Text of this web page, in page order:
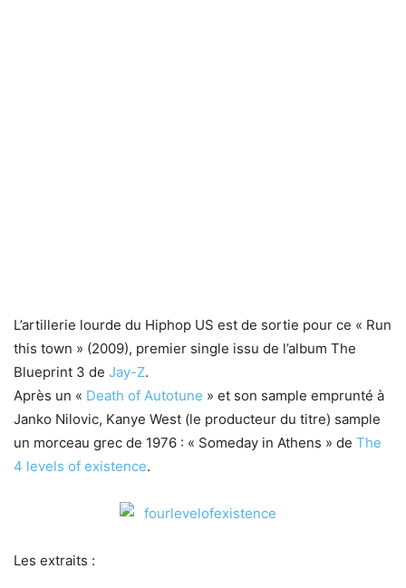
L’artillerie lourde du Hiphop US est de sortie pour ce « Run
this town » (2009), premier single issu de l’album The
Blueprint 3 de Jay-Z.
Après un « Death of Autotune » et son sample emprunté à
Janko Nilovic, Kanye West (le producteur du titre) sample
un morceau grec de 1976 : « Someday in Athens » de The
4 levels of existence.
Les extraits :